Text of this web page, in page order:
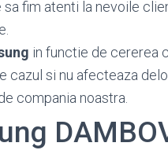
fim atenti la nevoile
in functie de cererea
cazul si nu afecteaza
compania noastra.